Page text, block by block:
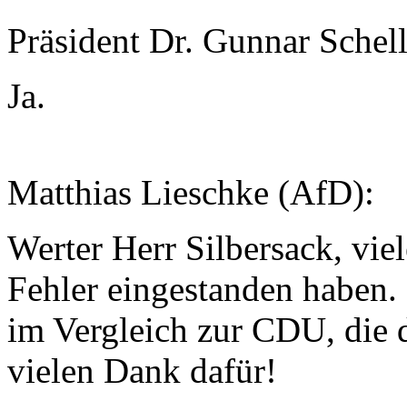
Präsident Dr. Gunnar
Ja.
Matthias Lieschke (AfD):
Werter Herr Silbersack,
Fehler eingestanden
im Vergleich zur CDU, die
vielen Dank dafür!